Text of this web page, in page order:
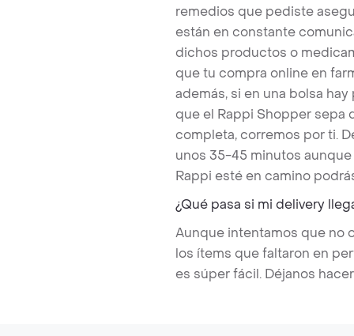
remedios que pediste
están en constante
dichos productos o
que tu compra online en
además, si en una bolsa
que el Rappi Shopper sepa
completa, corremos por ti.
unos 35-45 minutos
Rappi esté en camino
¿Qué pasa si mi delivery
Aunque intentamos que no
los ítems que faltaron en
es súper fácil. Déjanos